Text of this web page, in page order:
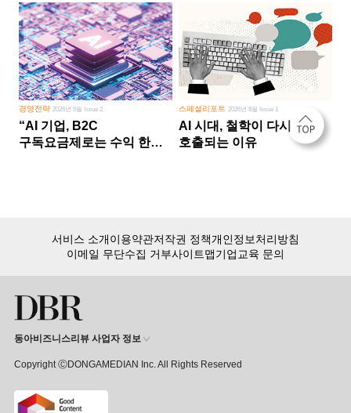
경영전략 2026년 5월 Issue 2
“AI 기업, B2C
구독요금제로는 수익 한계
스페셜리포트 2026년 8월 Issue 1
AI 시대, 철학이 다시
호출되는 이유
15,000여 건의 DBR 콘텐츠를
서비스 소개이용약관저작권 정책개인정보처리방침
이메일 무단수집 거부사이트맵기업교육 문의
동아비즈니스리뷰 사업자 정보
Copyright ⒸDONGAMEDIAN Inc. All Rights Reserved